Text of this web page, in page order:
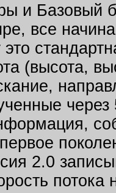
и Базовый
все
(высота,
2.0